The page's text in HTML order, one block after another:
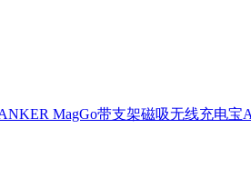
MagGo带支架磁吸无线充电宝